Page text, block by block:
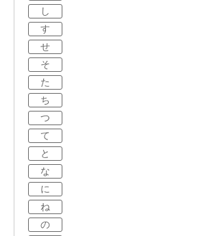
し
す
せ
そ
た
ち
つ
て
と
な
に
ね
の